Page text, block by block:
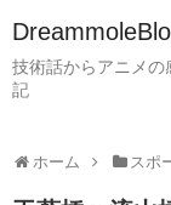
技術話からアニメの
記
ホーム スポ